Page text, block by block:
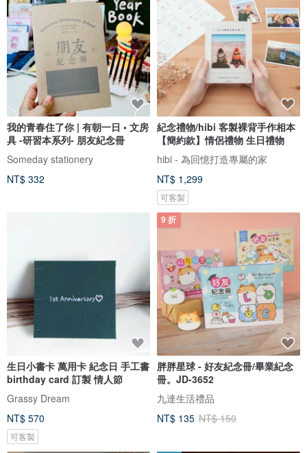
我的青春住了你 | 有朝一日 • 文房
具 -研習本系列- 朋友紀念冊
Someday stationery
NT$ 332
紀念禮物/hibi 客製裸背手作相本
【簡約款】情侶禮物 生日禮物
hibi - 為回憶打造專屬的家
NT$ 1,299
可客製
生日小書卡 萬用卡 紀念日 手工書
birthday card 訂製 情人節
Grassy Dream
NT$ 570
可客製
9 折
胖胖星球 - 好友紀念冊/畢業紀念
冊。JD-3652
九達生活禮品
NT$ 135 NT$ 150